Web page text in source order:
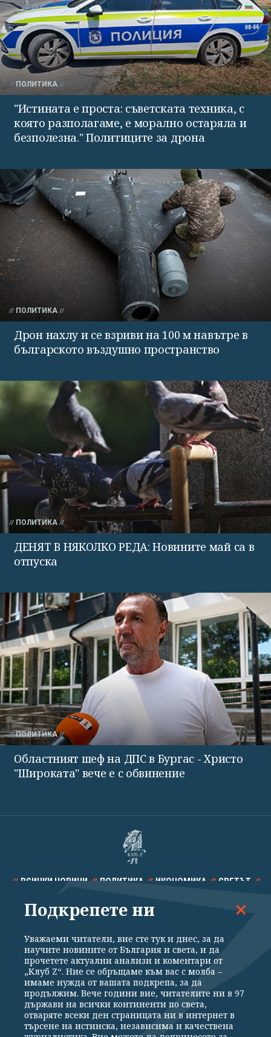
ПОЛИТИКА
"Истината е проста: съветската техника, с
която разполагаме, е морално остаряла и
безполезна." Политиците за дрона
ПОЛИТИКА
Дрон нахлу и се взриви на 100 м навътре в
българското въздушно пространство
ПОЛИТИКА
ДЕНЯТ В НЯКОЛКО РЕДА: Новините май са в
отпуска
ПОЛИТИКА
Областният шеф на ДПС в Бургас - Христо
"Широката" вече е с обвинение
ВСИЧКИ НОВИНИ ПОЛИТИКА ИКОНОМИКА СВЕТЪТ
СПОРТ КУЛТУРА ТЕХНОЛОГИИ КАЛЕЙДОСКОП
Общи условия
Политика за поверителност
Реклама
Партньори Контакти
За Клуб Z
Екип
Подкрепете ни
Подкрепете ни
Уважаеми читатели, вие сте тук и днес, за да
научите новините от България и света, и да
прочетете актуални анализи и коментари от
„Клуб Z“. Ние се обръщаме към вас с молба –
имаме нужда от вашата подкрепа, за да
продължим. Вече години вие, читателите ни в 97
държави на всички континенти по света,
отваряте всеки ден страницата ни в интернет в
търсене на истинска, независима и качествена